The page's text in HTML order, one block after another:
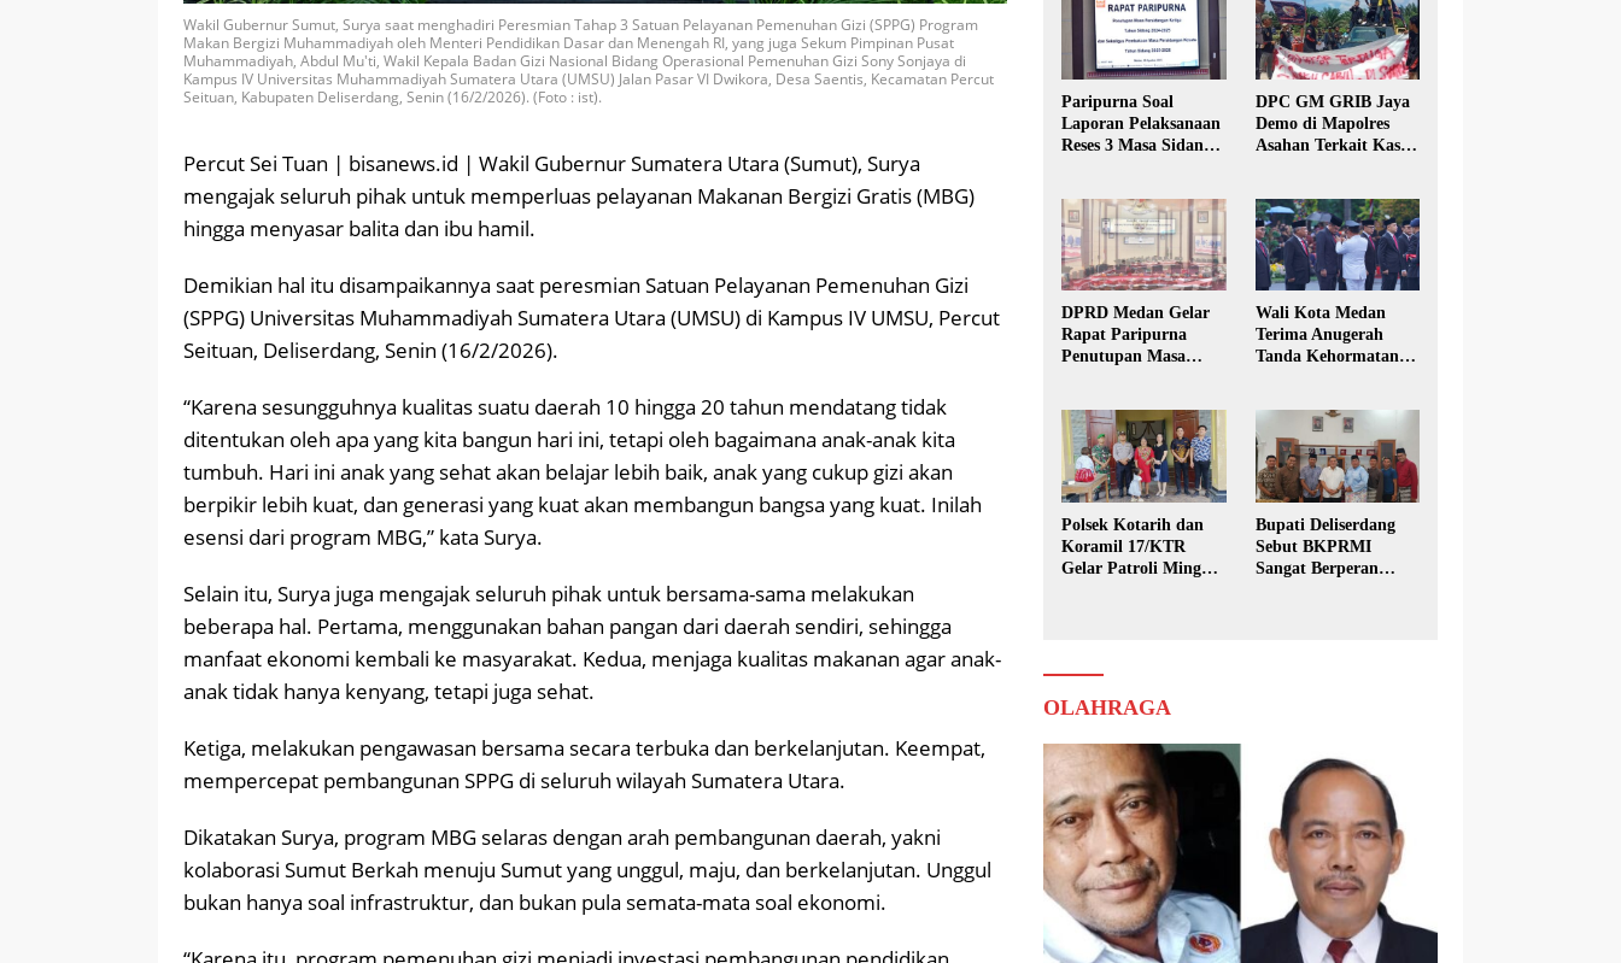
Wakil Gubernur Sumut, Surya saat menghadiri Peresmian Tahap 3 Satuan Pelayanan Pemenuhan Gizi (SPPG) Program
Makan Bergizi Muhammadiyah oleh Menteri Pendidikan Dasar dan Menengah RI, yang juga Sekum Pimpinan Pusat
Muhammadiyah, Abdul Mu'ti, Wakil Kepala Badan Gizi Nasional Bidang Operasional Pemenuhan Gizi Sony Sonjaya di
Kampus IV Universitas Muhammadiyah Sumatera Utara (UMSU) Jalan Pasar VI Dwikora, Desa Saentis, Kecamatan Percut
Seituan, Kabupaten Deliserdang, Senin (16/2/2026). (Foto : ist).
Percut Sei Tuan | bisanews.id | Wakil Gubernur Sumatera Utara (Sumut), Surya
mengajak seluruh pihak untuk memperluas pelayanan Makanan Bergizi Gratis (MBG)
hingga menyasar balita dan ibu hamil.
Demikian hal itu disampaikannya saat peresmian Satuan Pelayanan Pemenuhan Gizi
(SPPG) Universitas Muhammadiyah Sumatera Utara (UMSU) di Kampus IV UMSU, Percut
Seituan, Deliserdang, Senin (16/2/2026).
“Karena sesungguhnya kualitas suatu daerah 10 hingga 20 tahun mendatang tidak
ditentukan oleh apa yang kita bangun hari ini, tetapi oleh bagaimana anak-anak kita
tumbuh. Hari ini anak yang sehat akan belajar lebih baik, anak yang cukup gizi akan
berpikir lebih kuat, dan generasi yang kuat akan membangun bangsa yang kuat. Inilah
esensi dari program MBG,” kata Surya.
Selain itu, Surya juga mengajak seluruh pihak untuk bersama-sama melakukan
beberapa hal. Pertama, menggunakan bahan pangan dari daerah sendiri, sehingga
manfaat ekonomi kembali ke masyarakat. Kedua, menjaga kualitas makanan agar anak-
anak tidak hanya kenyang, tetapi juga sehat.
Ketiga, melakukan pengawasan bersama secara terbuka dan berkelanjutan. Keempat,
mempercepat pembangunan SPPG di seluruh wilayah Sumatera Utara.
Dikatakan Surya, program MBG selaras dengan arah pembangunan daerah, yakni
kolaborasi Sumut Berkah menuju Sumut yang unggul, maju, dan berkelanjutan. Unggul
bukan hanya soal infrastruktur, dan bukan pula semata-mata soal ekonomi.
Paripurna Soal
Laporan Pelaksanaan
Reses 3 Masa Sidang
DPC GM GRIB Jaya
Demo di Mapolres
Asahan Terkait Kasus
DPRD Medan Gelar
Rapat Paripurna
Penutupan Masa
Wali Kota Medan
Terima Anugerah
Tanda Kehormatan
Polsek Kotarih dan
Koramil 17/KTR
Gelar Patroli Minggu
Bupati Deliserdang
Sebut BKPRMI
Sangat Berperan
OLAHRAGA